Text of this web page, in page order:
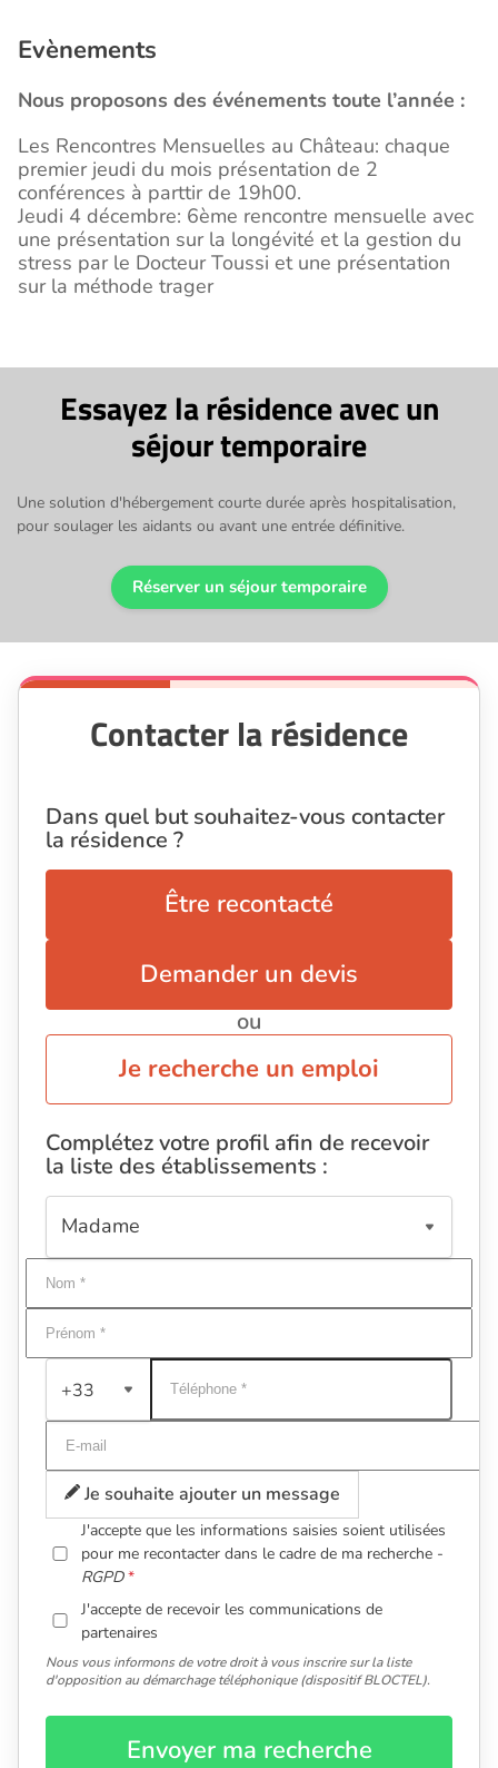
Evènements
Nous proposons des événements toute l’année :
Les Rencontres Mensuelles au Château: chaque
premier jeudi du mois présentation de 2
conférences à parttir de 19h00.
Jeudi 4 décembre: 6ème rencontre mensuelle avec
une présentation sur la longévité et la gestion du
stress par le Docteur Toussi et une présentation
sur la méthode trager
Essayez la résidence avec un
séjour temporaire
Une solution d'hébergement courte durée après hospitalisation,
pour soulager les aidants ou avant une entrée définitive.
Réserver un séjour temporaire
Contacter la résidence
Dans quel but souhaitez-vous contacter
la résidence ?
Être recontacté
Demander un devis
ou
Je recherche un emploi
Complétez votre profil afin de recevoir
la liste des établissements :
+33
Je souhaite ajouter un message
J'accepte que les informations saisies soient utilisées
pour me recontacter dans le cadre de ma recherche -
RGPD
J'accepte de recevoir les communications de
partenaires
Nous vous informons de votre droit à vous inscrire sur la liste
d'opposition au démarchage téléphonique (dispositif BLOCTEL).
Envoyer ma recherche